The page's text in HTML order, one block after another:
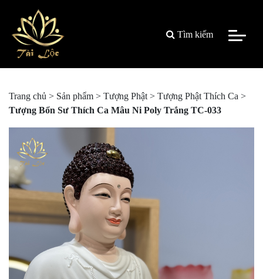
Tìm kiếm
Trang chủ > Sản phẩm > Tượng Phật > Tượng Phật Thích Ca >
Tượng Bổn Sư Thích Ca Mâu Ni Poly Trắng TC-033